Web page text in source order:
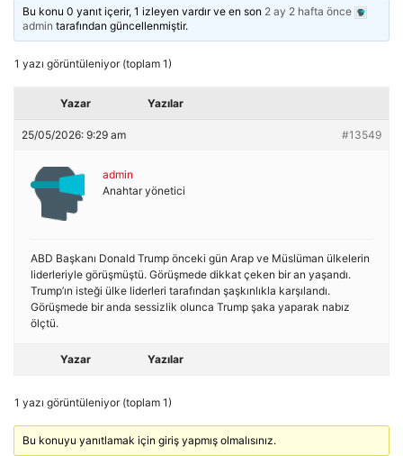
Bu konu 0 yanıt içerir, 1 izleyen vardır ve en son 2 ay 2 hafta önce
admin tarafından güncellenmiştir.
1 yazı görüntüleniyor (toplam 1)
Yazar Yazılar
25/05/2026: 9:29 am #13549
admin
Anahtar yönetici
ABD Başkanı Donald Trump önceki gün Arap ve Müslüman ülkelerin
liderleriyle görüşmüştü. Görüşmede dikkat çeken bir an yaşandı.
Trump’ın isteği ülke liderleri tarafından şaşkınlıkla karşılandı.
Görüşmede bir anda sessizlik olunca Trump şaka yaparak nabız
ölçtü.
Yazar Yazılar
1 yazı görüntüleniyor (toplam 1)
Bu konuyu yanıtlamak için giriş yapmış olmalısınız.